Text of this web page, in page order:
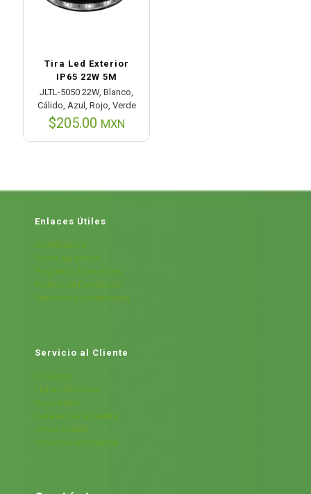
Tira Led Exterior
IP65 22W 5M
JLTL-5050 22W, Blanco,
Cálido, Azul, Rojo, Verde
$205.00 MXN
Enlaces Útiles
Contáctanos
Sobre Nosotros
Preguntas Frecuentes
Política de Devolución
Términos y condiciones
Servicio al Cliente
Cátalogo
Fichas Técnicas
Sucursales
Detalles de la cuenta
Cerrar Sesión
Olvide mi contraseña